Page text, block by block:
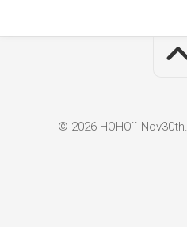
© 2026 HOHO``